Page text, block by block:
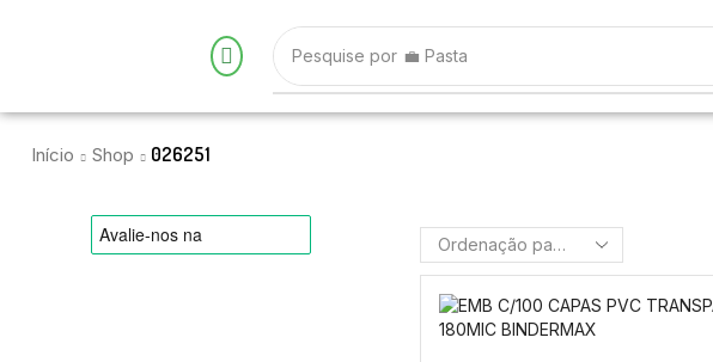
Pesquise por 💼 Pasta
Início Shop 026251